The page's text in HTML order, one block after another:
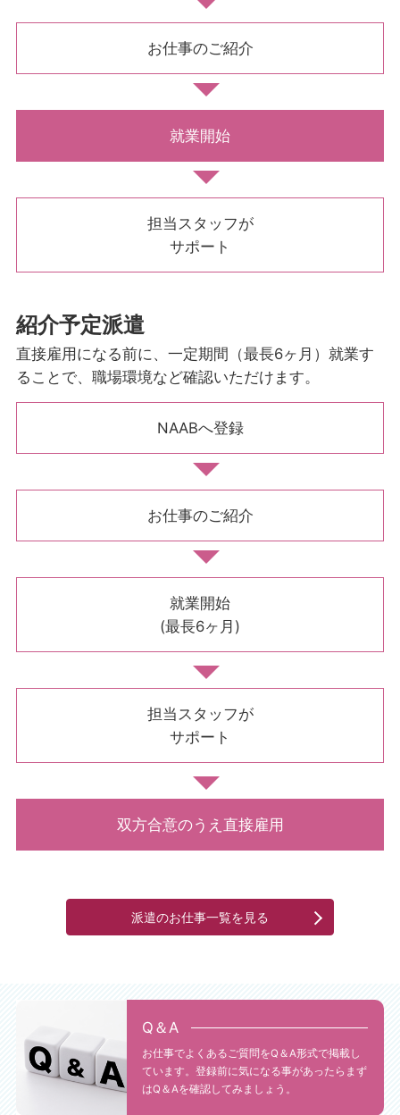
お仕事のご紹介
就業開始
担当スタッフが
サポート
紹介予定派遣
直接雇用になる前に、一定期間（最長6ヶ月）就業す
ることで、職場環境など確認いただけます。
NAABへ登録
お仕事のご紹介
就業開始
(最長6ヶ月)
担当スタッフが
サポート
双方合意のうえ直接雇用
派遣のお仕事一覧を見る
Q＆A
お仕事でよくあるご質問をQ＆A形式で掲載し
ています。登録前に気になる事があったらまず
はQ＆Aを確認してみましょう。